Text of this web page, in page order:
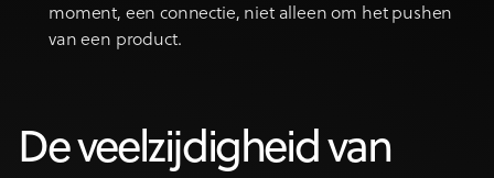
moment, een connectie, niet alleen om het pushen
van een product.
De veelzijdigheid van